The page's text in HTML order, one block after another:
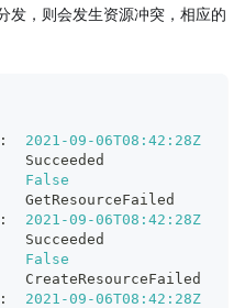
，则会发生资源冲突，相应的
:
2021-09-06T08:42:28Z
Succeeded
False
GetResourceFailed
:
2021-09-06T08:42:28Z
Succeeded
False
CreateResourceFailed
:
2021-09-06T08:42:28Z